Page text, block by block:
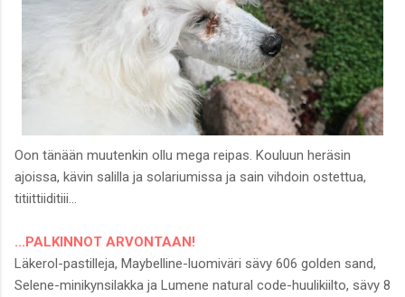
Oon tänään muutenkin ollu mega reipas. Kouluun heräsin
ajoissa, kävin salilla ja solariumissa ja sain vihdoin ostettua,
titiittiiditiii...
...PALKINNOT ARVONTAAN!
Läkerol-pastilleja, Maybelline-luomiväri sävy 606 golden sand,
Selene-minikynsilakka ja Lumene natural code-huulikiilto, sävy 8